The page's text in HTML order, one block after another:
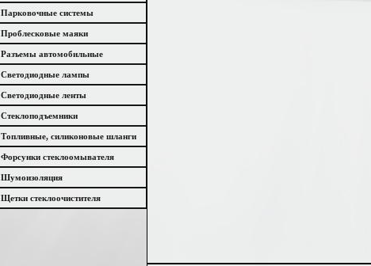
Парковочные системы
Проблесковые маяки
Разъемы автомобильные
Светодиодные лампы
Светодиодные ленты
Стеклоподъемники
Топливные, силиконовые шланги
Форсунки стеклоомывателя
Шумоизоляция
Щетки стеклоочистителя